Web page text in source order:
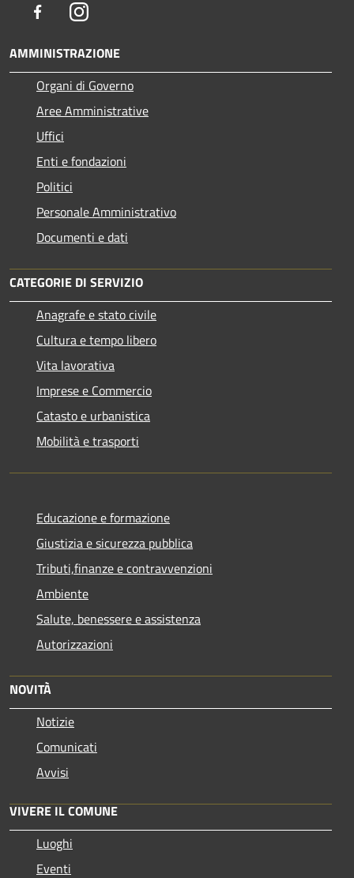
FacebookInstagram
AMMINISTRAZIONE
Organi di Governo
Aree Amministrative
Uffici
Enti e fondazioni
Politici
Personale Amministrativo
Documenti e dati
CATEGORIE DI SERVIZIO
Anagrafe e stato civile
Cultura e tempo libero
Vita lavorativa
Imprese e Commercio
Catasto e urbanistica
Mobilità e trasporti
Educazione e formazione
Giustizia e sicurezza pubblica
Tributi,finanze e contravvenzioni
Ambiente
Salute, benessere e assistenza
Autorizzazioni
NOVITÀ
Notizie
Comunicati
Avvisi
VIVERE IL COMUNE
Luoghi
Eventi